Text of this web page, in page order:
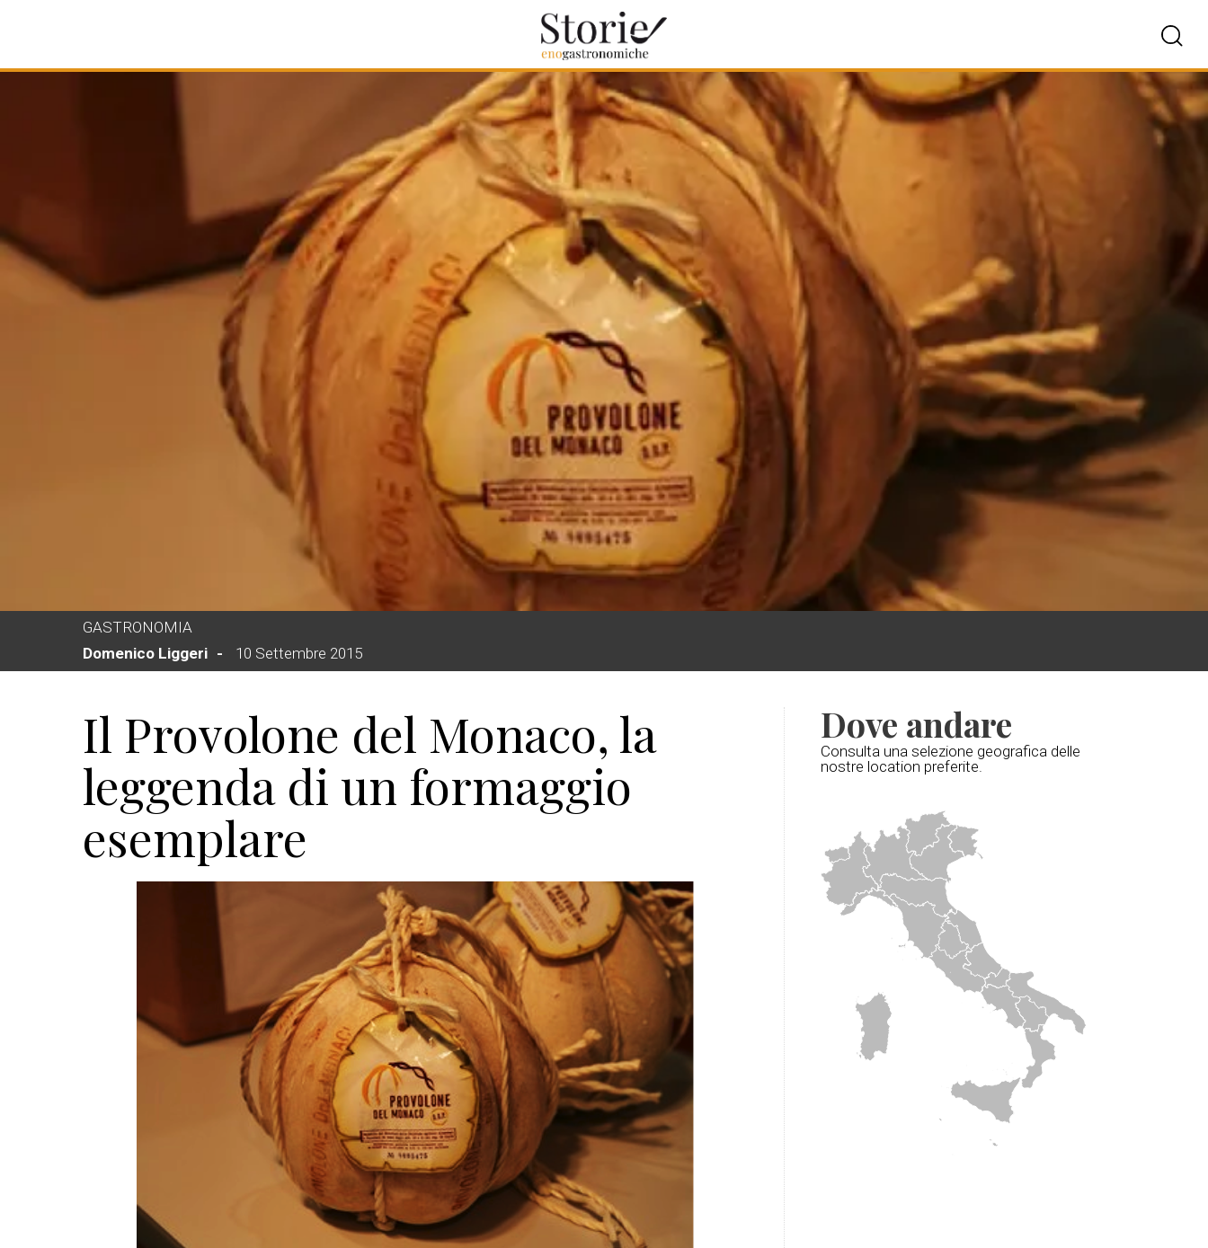
GASTRONOMIA
Domenico Liggeri
10 Settembre 2015
Il Provolone del Monaco, la
leggenda di un formaggio
esemplare
Dove andare
Consulta una selezione geografica delle
nostre location preferite.